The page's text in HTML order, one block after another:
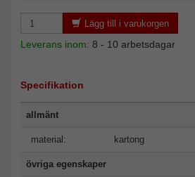
Lägg till i varukorgen
Leverans inom: 8 - 10 arbetsdagar
Specifikation
allmänt
material: kartong
övriga egenskaper